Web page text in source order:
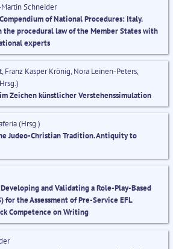
Martin Schneider
of National Procedures: Italy.
the procedural law of the Member States with
experts
Franz Kasper Krönig, Nora Leinen-Peters,
Zeichen künstlicher Verstehenssimulation
(Hrsg.)
Judeo-Christian Tradition. Antiquity to
and Validating a Role-Play-Based
for the Assessment of Pre-Service EFL
Competence on Writing